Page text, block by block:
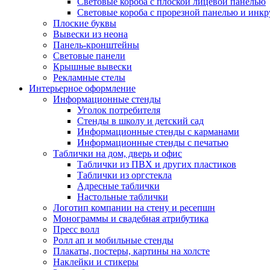
Световые короба с прорезной панелью и
Плоские буквы
Вывески из неона
Панель-кронштейны
Световые панели
Крышные вывески
Рекламные стелы
Интерьерное оформление
Информационные стенды
Уголок потребителя
Стенды в школу и детский сад
Информационные стенды с карманами
Информационные стенды с печатью
Таблички на дом, дверь и офис
Таблички из ПВХ и других пластиков
Таблички из оргстекла
Адресные таблички
Настольные таблички
Логотип компании на стену и ресепшн
Монограммы и свадебная атрибутика
Пресс волл
Ролл ап и мобильные стенды
Плакаты, постеры, картины на холсте
Наклейки и стикеры